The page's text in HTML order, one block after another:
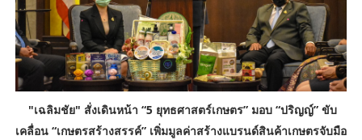
"เฉลิมชัย" สั่งเดินหน้า “5 ยุทธศาสตร์เกษตร” มอบ “ปริญญ์” ขับ
เคลื่อน “เกษตรสร้างสรรค์” เพิ่มมูลค่าสร้างแบรนด์สินค้าเกษตรจับมือ